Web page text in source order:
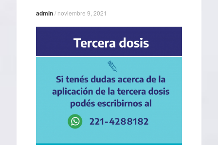
admin/ noviembre 9, 2021